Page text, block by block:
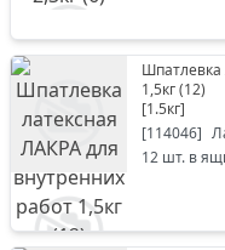
Шпатлевка
1,5кг (12)
[1.5кг]
[114046]
12 шт. в